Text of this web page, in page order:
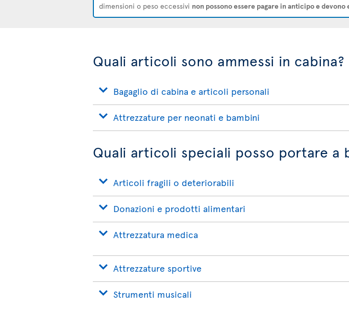
dimensioni o peso eccessivi non possono essere pagare in anticipo e
Quali articoli sono ammessi in cabina?
Bagaglio di cabina e articoli personali
Attrezzature per neonati e bambini
Quali articoli speciali posso portare a
Articoli fragili o deteriorabili
Donazioni e prodotti alimentari
Attrezzatura medica
Attrezzature sportive
Strumenti musicali